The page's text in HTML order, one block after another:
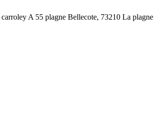
A 55 plagne Bellecote, 73210 La plagne